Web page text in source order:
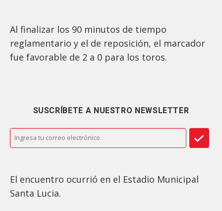
Al finalizar los 90 minutos de tiempo
reglamentario y el de reposición, el marcador
fue favorable de 2 a 0 para los toros.
SUSCRÍBETE A NUESTRO NEWSLETTER
El encuentro ocurrió en el Estadio Municipal
Santa Lucia.